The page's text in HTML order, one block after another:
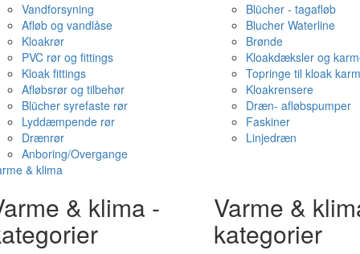
Vandforsyning
Afløb og vandlåse
Kloakrør
PVC rør og fittings
Kloak fittings
Afløbsrør og tilbehør
Blücher syrefaste rør
Lyddæmpende rør
Drænrør
Anboring/Overgange
Blücher - tagafløb
Blucher Waterline
Brønde
Kloakdæksler og
Topringe til kloak
Kloakrensere
Dræn- afløbspumper
Faskiner
Linjedræn
& klima
& klima - Varme &
kategorier